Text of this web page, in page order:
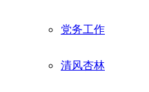
党务工作
清风杏林